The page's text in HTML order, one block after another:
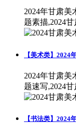
2024年甘肃美
题素描,2024甘
【美术类】2024
2024年甘肃美
题速写,2024甘
【书法类】2024